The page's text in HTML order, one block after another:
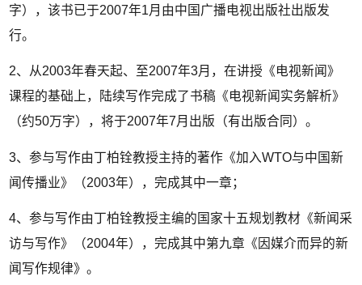
字），该书已于2007年1月由中国广播电视出版社出版发
行。
2、从2003年春天起、至2007年3月，在讲授《电视新闻》
课程的基础上，陆续写作完成了书稿《电视新闻实务解析》
（约50万字），将于2007年7月出版（有出版合同）。
3、参与写作由丁柏铨教授主持的著作《加入WTO与中国新
闻传播业》（2003年），完成其中一章；
4、参与写作由丁柏铨教授主编的国家十五规划教材《新闻采
访与写作》（2004年），完成其中第九章《因媒介而异的新
闻写作规律》。